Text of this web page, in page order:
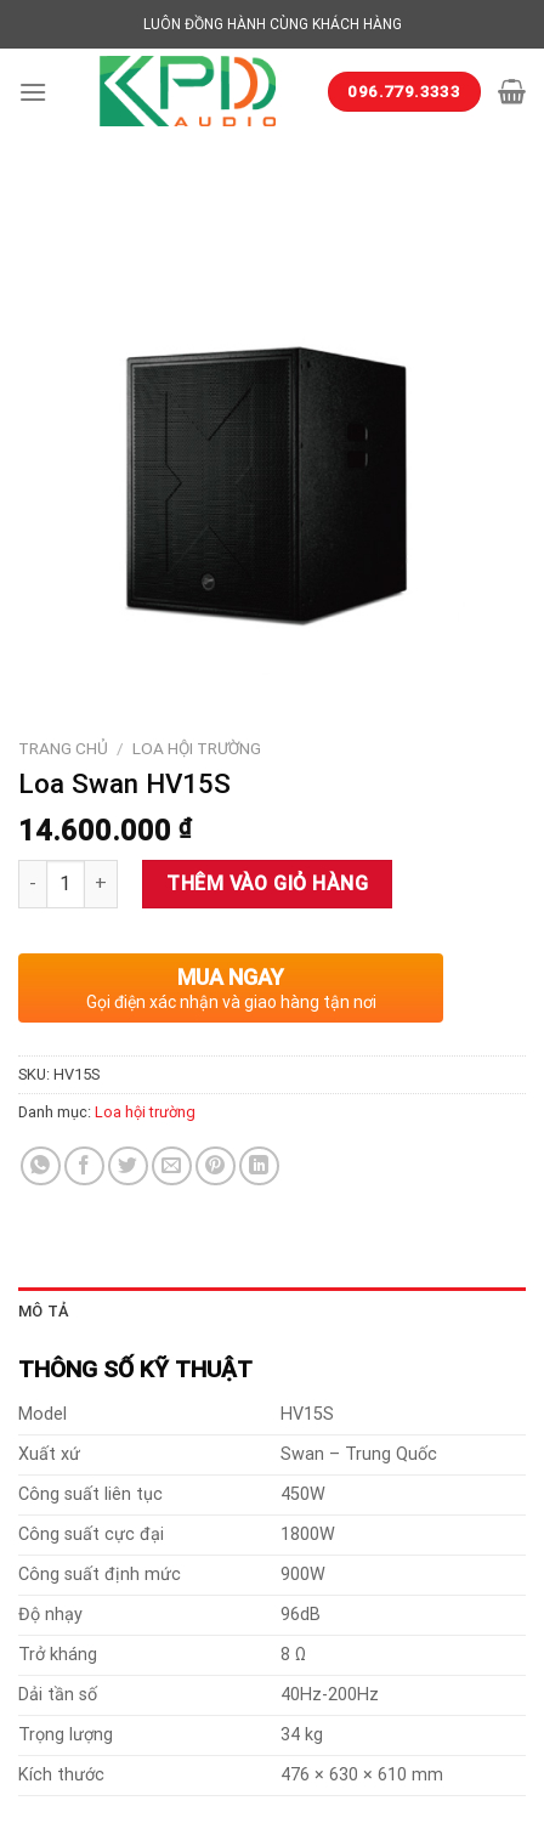
to
LUÔN ĐỒNG HÀNH CÙNG KHÁCH HÀNG
096.779.3333
TRANG CHỦ / LOA HỘI TRƯỜNG
Loa Swan HV15S
14.600.000 ₫
Số lượng THÊM VÀO GIỎ HÀNG
MUA NGAY
Gọi điện xác nhận và giao hàng tận nơi
SKU: HV15S
Danh mục: Loa hội trường
MÔ TẢ
THÔNG SỐ KỸ THUẬT
Model
HV15S
Xuất xứ
Swan – Trung Quốc
Công suất liên tục
450W
Công suất cực đại
1800W
Công suất định mức
900W
Độ nhạy
96dB
Trở kháng
8 Ω
Dải tần số
40Hz-200Hz
Trọng lượng
34 kg
Kích thước
476 × 630 × 610 mm